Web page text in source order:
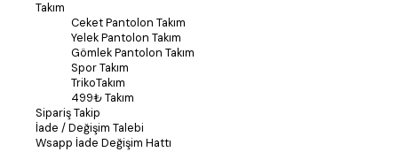
Takım
Ceket Pantolon Takım
Yelek Pantolon Takım
Gömlek Pantolon Takım
Spor Takım
TrikoTakım
499₺ Takım
Sipariş Takip
İade / Değişim Talebi
Wsapp İade Değişim Hattı